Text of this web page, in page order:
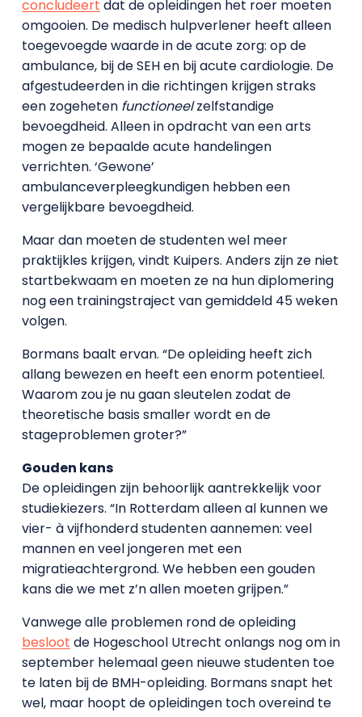
concludeert dat de opleidingen het roer moeten
omgooien. De medisch hulpverlener heeft alleen
toegevoegde waarde in de acute zorg: op de
ambulance, bij de SEH en bij acute cardiologie. De
afgestudeerden in die richtingen krijgen straks
een zogeheten functioneelzelfstandige
bevoegdheid. Alleen in opdracht van een arts
mogen ze bepaalde acute handelingen
verrichten. ‘Gewone’
ambulanceverpleegkundigen hebben een
vergelijkbare bevoegdheid.
Maar dan moeten de studenten wel meer
praktijkles krijgen, vindt Kuipers. Anders zijn ze niet
startbekwaam en moeten ze na hun diplomering
nog een trainingstraject van gemiddeld 45 weken
volgen.
Bormans baalt ervan. “De opleiding heeft zich
allang bewezen en heeft een enorm potentieel.
Waarom zou je nu gaan sleutelen zodat de
theoretische basis smaller wordt en de
stageproblemen groter?”
Gouden kans
De opleidingen zijn behoorlijk aantrekkelijk voor
studiekiezers. “In Rotterdam alleen al kunnen we
vier- à vijfhonderd studenten aannemen: veel
mannen en veel jongeren met een
migratieachtergrond. We hebben een gouden
kans die we met z’n allen moeten grijpen.”
Vanwege alle problemen rond de opleiding
besloot de Hogeschool Utrecht onlangs nog om in
september helemaal geen nieuwe studenten toe
te laten bij de BMH-opleiding. Bormans snapt het
wel, maar hoopt de opleidingen toch overeind te